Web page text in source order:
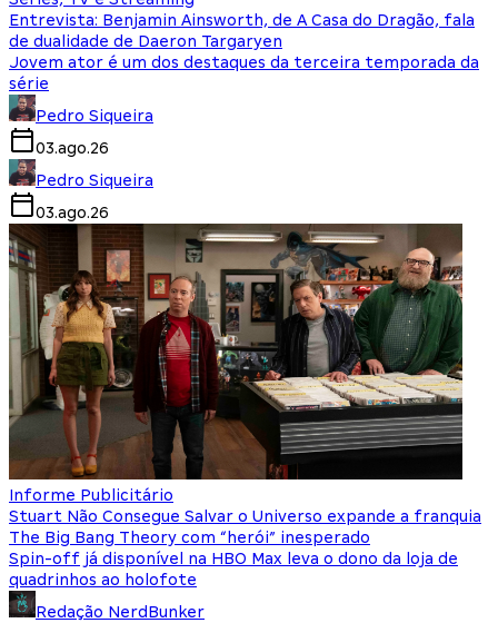
Entrevista: Benjamin Ainsworth, de A Casa do Dragão, fala
de dualidade de Daeron Targaryen
Jovem ator é um dos destaques da terceira temporada da
série
Pedro Siqueira
03.ago.26
Pedro Siqueira
03.ago.26
Informe Publicitário
Stuart Não Consegue Salvar o Universo expande a franquia
The Big Bang Theory com “herói” inesperado
Spin-off já disponível na HBO Max leva o dono da loja de
quadrinhos ao holofote
Redação NerdBunker